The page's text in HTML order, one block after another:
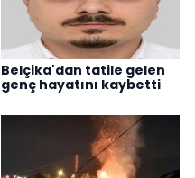
Belçika'dan tatile gelen
genç hayatını kaybetti